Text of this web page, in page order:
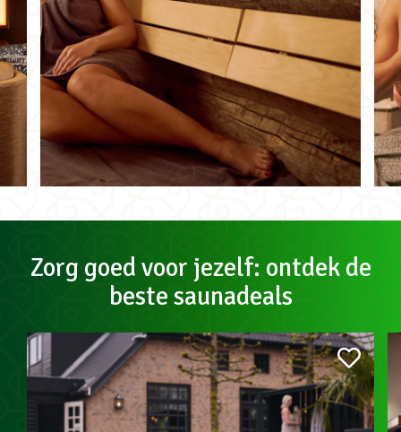
Zorg goed voor jezelf: ontdek de
beste saunadeals